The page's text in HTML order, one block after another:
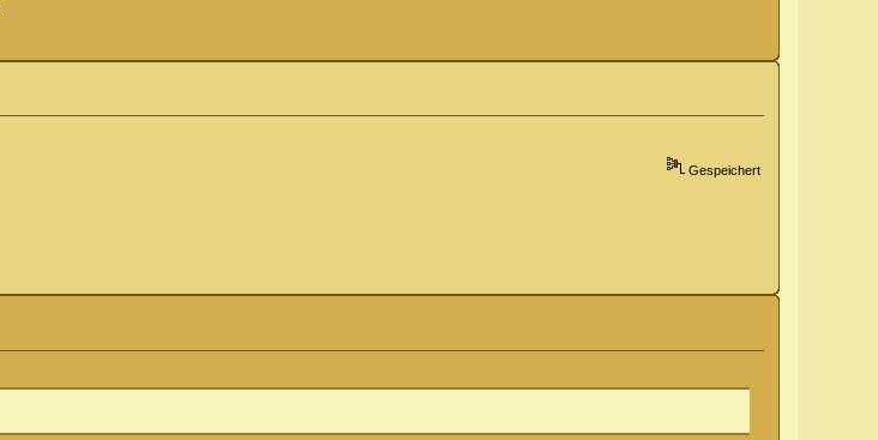
Gespeichert